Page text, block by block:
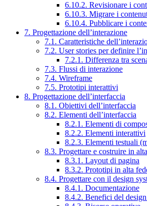
6.10.2. Revisionare i
6.10.3. Migrare i
6.10.4. Pubblicare i
7. Progettazione dell’interazione
7.1. Caratteristiche
7.2. User stories per definire
7.2.1. Differenza tra
7.3. Flussi di interazione
7.4. Wireframe
7.5. Prototipi interattivi
8. Progettazione dell’interfaccia
8.1. Obiettivi dell’interfaccia
8.2. Elementi dell’interfaccia
8.2.1. Elementi di
8.2.2. Elementi interattivi
8.2.3. Elementi testuali
8.3. Progettare e costruire in
8.3.1. Layout di pagina
8.3.2. Prototipi in alta
8.4. Progettare con il design
8.4.1. Documentazione
8.4.2. Benefici del